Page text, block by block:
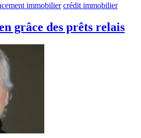
immobilier crédit immobilier
grâce des prêts relais